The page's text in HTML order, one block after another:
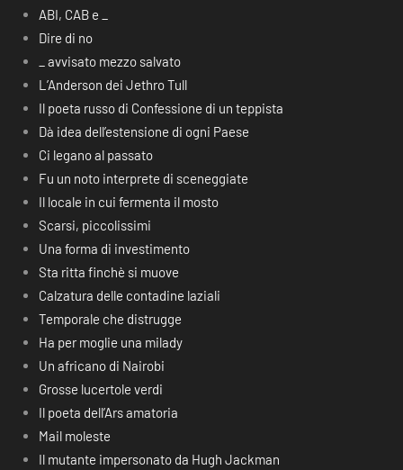
ABI, CAB e _
Dire di no
_ avvisato mezzo salvato
L’Anderson dei Jethro Tull
Il poeta russo di Confessione di un teppista
Dà idea dell’estensione di ogni Paese
Ci legano al passato
Fu un noto interprete di sceneggiate
Il locale in cui fermenta il mosto
Scarsi, piccolissimi
Una forma di investimento
Sta ritta finchè si muove
Calzatura delle contadine laziali
Temporale che distrugge
Ha per moglie una milady
Un africano di Nairobi
Grosse lucertole verdi
Il poeta dell’Ars amatoria
Mail moleste
Il mutante impersonato da Hugh Jackman